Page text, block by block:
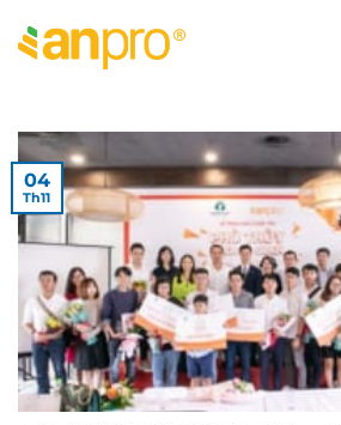
đến
04
Th11